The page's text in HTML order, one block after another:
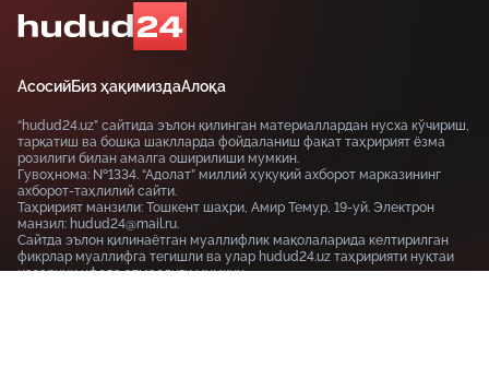
АсосийБиз ҳақимиздаАлоқа
“hudud24.uz” сайтида эълон қилинган материаллардан нусха кўчириш,
тарқатиш ва бошқа шаклларда фойдаланиш фақат таҳририят ёзма
розилиги билан амалга оширилиши мумкин.
Гувоҳнома: №1334. “Адолат” миллий ҳуқуқий ахборот марказининг
ахборот-таҳлилий сайти.
Таҳририят манзили: Тошкент шаҳри, Амир Темур, 19-уй. Электрон
манзил: hudud24@mail.ru.
Сайтда эълон қилинаётган муаллифлик мақолаларида келтирилган
фикрлар муаллифга тегишли ва улар hudud24.uz таҳририяти нуқтаи
назарини ифода этмаслиги мумкин.